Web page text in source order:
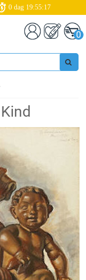
0 dag 19:55:17
0